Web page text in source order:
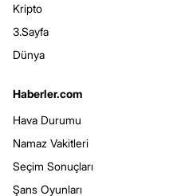
Kripto
3.Sayfa
Dünya
Haberler.com
Hava Durumu
Namaz Vakitleri
Seçim Sonuçları
Şans Oyunları